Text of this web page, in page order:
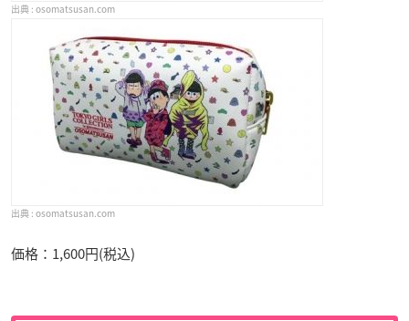
osomatsusan.com
osomatsusan.com
価格：1,600円(税込)